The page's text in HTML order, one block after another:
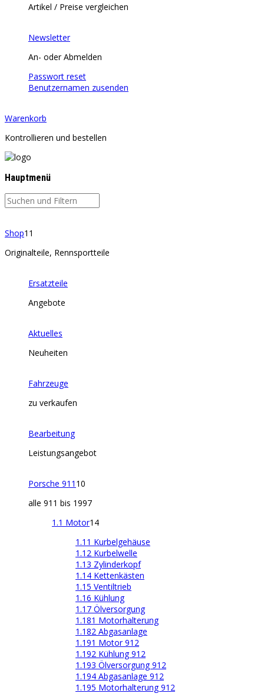
Artikel / Preise vergleichen
Newsletter
An- oder Abmelden
Passwort reset
Benutzernamen zusenden
Warenkorb
Kontrollieren und bestellen
Hauptmenü
Shop11
Originalteile, Rennsportteile
Ersatzteile
Angebote
Aktuelles
Neuheiten
Fahrzeuge
zu verkaufen
Bearbeitung
Leistungsangebot
Porsche 911 10
alle 911 bis 1997
1.1 Motor14
1.11 Kurbelgehäuse
1.12 Kurbelwelle
1.13 Zylinderkopf
1.14 Kettenkästen
1.15 Ventiltrieb
1.16 Kühlung
1.17 Ölversorgung
1.181 Motorhalterung
1.182 Abgasanlage
1.191 Motor 912
1.192 Kühlung 912
1.193 Ölversorgung 912
1.194 Abgasanlage 912
1.195 Motorhalterung 912